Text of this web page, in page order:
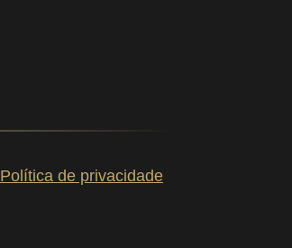
Política de privacidade